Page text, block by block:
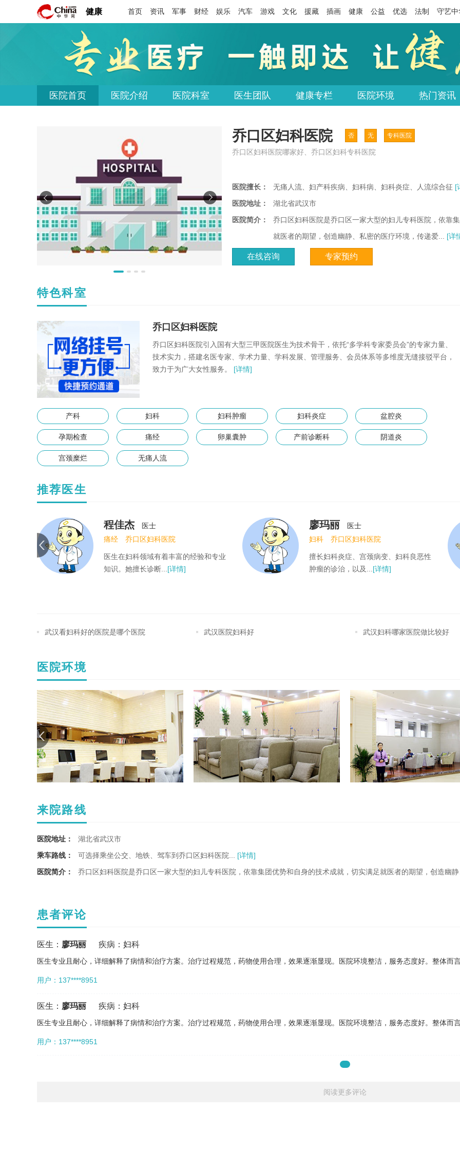
健康 首页 资讯 军事 财经 娱乐 汽车 游戏 文化 援藏 插画 健康 公益 优选 法制 守艺中
医院首页 医院介绍 医院科室 医生团队 健康专栏 医院环境 热门资讯
乔口区妇科医院 否 无 专科医院
乔口区妇科医院哪家好、乔口区妇科专科医院
医院擅长： 无痛人流、妇产科疾病、妇科病、妇科炎症、人流综合征 [
医院地址：
湖北省武汉市
医院简介：
乔口区妇科医院是乔口区一家大型的妇儿专科医院，依靠
就医者的期望，创造幽静、私密的医疗环境，传递爱...
[详
在线咨询 专家预约
特色科室
乔口区妇科医院
乔口区妇科医院引入国有大型三甲医院医生为技术骨干，依托“多学科专家委员会”的专家力量、
技术实力，搭建名医专家、学术力量、学科发展、管理服务、会员体系等多维度无缝接驳平台，
致力于为广大女性服务。
[详情]
产科 妇科 妇科肿瘤 妇科炎症 盆腔炎
孕期检查 痛经 卵巢囊肿 产前诊断科 阴道炎
宫颈糜烂 无痛人流
推荐医生
廖玛丽
医士
妇科
乔口区妇科医院
擅长妇科炎症、宫颈病变、妇科良恶性
肿瘤的诊治，以及... [详情]
言士俊
医士
卵巢囊肿
乔口区妇科医院
医生在妇科领域有着丰富的经验和专业
知识。她擅长诊断... [详情]
武汉看妇科好的医院是哪个医院 武汉医院妇科好 武汉妇科哪家医院做比较好
医院环境
来院路线
医院地址：
湖北省武汉市
乘车路线：
可选择乘坐公交、地铁、驾车到乔口区妇科医院...
[详情]
医院简介：
乔口区妇科医院是乔口区一家大型的妇儿专科医院，依靠集团优势和自身的技术成就，切实满足就医者的期望，创造幽
患者评论
医生： 廖玛丽 疾病： 妇科
医生专业且耐心，详细解释了病情和治疗方案。治疗过程规范，药物使用合理，效果逐渐显现。医院环境整洁，服务态度好。整体而
用户：137****8951
医生： 廖玛丽 疾病： 妇科
医生专业且耐心，详细解释了病情和治疗方案。治疗过程规范，药物使用合理，效果逐渐显现。医院环境整洁，服务态度好。整体而
用户：137****8951
阅读更多评论